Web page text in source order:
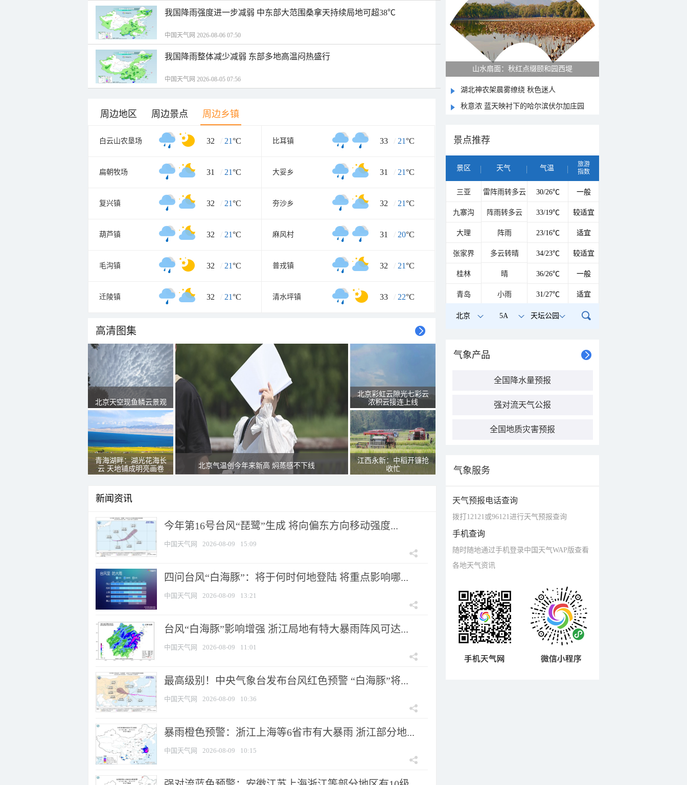
我国降雨强度进一步减弱 中东部大范围桑拿天持续局地可超38℃
中国天气网 2026-08-06 07:50
我国降雨整体减少减弱 东部多地高温闷热盛行
中国天气网 2026-08-05 07:56
周边地区 周边景点 周边乡镇
白云山农垦场 32 / 21°C 比耳镇 33 / 21°C
扁朝牧场 31 / 21°C 大妥乡 31 / 21°C
复兴镇 32 / 21°C 夯沙乡 32 / 21°C
葫芦镇 32 / 21°C 麻风村 31 / 20°C
毛沟镇 32 / 21°C 普戎镇 32 / 21°C
迁陵镇 32 / 21°C 清水坪镇 33 / 22°C
高清图集
北京天空现鱼鳞云景观
青海湖畔：湖光花海长
云 天地铺成明亮画卷
北京气温创今年来新高 焖蒸感不下线
北京彩虹云隙光七彩云
浓积云接连上线
江西永新：中稻开镰抢
收忙
新闻资讯
今年第16号台风“琵鹭”生成 将向偏东方向移动强度...
中国天气网 2026-08-09 15:09
四问台风“白海豚”：将于何时何地登陆 将重点影响哪...
中国天气网 2026-08-09 13:21
台风“白海豚”影响增强 浙江局地有特大暴雨阵风可达...
中国天气网 2026-08-09 11:01
最高级别！中央气象台发布台风红色预警 “白海豚”将...
中国天气网 2026-08-09 10:36
暴雨橙色预警：浙江上海等6省市有大暴雨 浙江部分地...
中国天气网 2026-08-09 10:15
紫菊满山坡 黄山坡山村秋色正好
湖北神农架晨雾缭绕 秋色迷人
秋意浓 蓝天映衬下的哈尔滨伏尔加庄园
景点推荐
景区 天气 气温
旅游
指数
三亚 雷阵雨转多云 30/26℃ 一般
九寨沟 阵雨转多云 33/19℃ 较适宜
大理 阵雨 23/16℃ 适宜
张家界 多云转晴 34/23℃ 较适宜
桂林 晴 36/26℃ 一般
青岛 小雨 31/27℃ 适宜
北京 5A 天坛公园
气象产品
全国降水量预报
强对流天气公报
全国地质灾害预报
气象服务
天气预报电话查询
拨打12121或96121进行天气预报查询
手机查询
随时随地通过手机登录中国天气WAP版查看
各地天气资讯